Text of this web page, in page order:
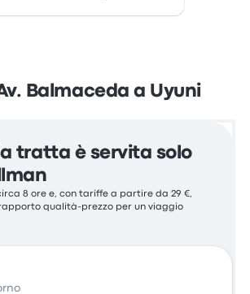
Balmaceda a Uyuni
tratta è servita solo
8 ore e, con tariffe a partire da 29 €,
qualità-prezzo per un viaggio